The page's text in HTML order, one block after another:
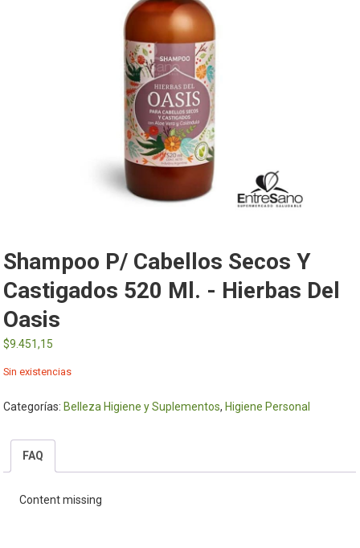
Shampoo P/ Cabellos Secos Y
Castigados 520 Ml. - Hierbas Del
Oasis
$9.451,15
Sin existencias
Categorías: Belleza Higiene y Suplementos, Higiene Personal
FAQ
Content missing